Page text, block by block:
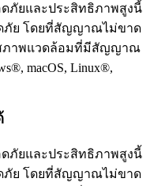
ภัยและประสิทธิภาพสูงนี้
ภัย โดยที่สัญญาณไม่ขาด
สภาพแวดล้อมที่มีสัญญาณ
macOS, Linux®,
ภัยและประสิทธิภาพสูงนี้
ภัย โดยที่สัญญาณไม่ขาด